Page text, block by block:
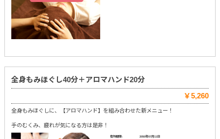
全身もみほぐし40分＋アロマハンド20分
￥5,260
全身もみほぐしに、【アロマハンド】を組み合わせた新メニュー！
手のむくみ、疲れが気になる方は是非！
有効期限: 2050年07月11日